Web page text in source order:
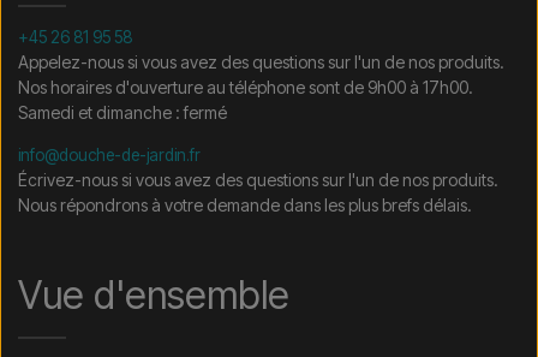
+45 26 81 95 58
Appelez-nous si vous avez des questions sur l'un de nos produits.
Nos horaires d'ouverture au téléphone sont de 9h00 à 17h00.
Samedi et dimanche : fermé
info@douche-de-jardin.fr
Écrivez-nous si vous avez des questions sur l'un de nos produits.
Nous répondrons à votre demande dans les plus brefs délais.
Vue d'ensemble